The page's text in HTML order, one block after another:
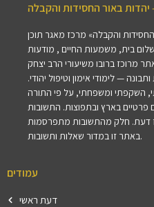
יהדות באור החסידות והקבלה
והקבלה» מרכז מאגר תוכן
שלום בית, משמעות החיים , מודעות
מרוכז ברובו משיעורי הרב יצחק
— לימודי אימון וטיפול יהודי.
השקפתי ומשפחתי, על פי התורה
פרטיים בארץ ובתפוצות. התשובות
דעת. חלק מהתשובות מתפרסמות
באתר זו במדור שאלות ותשובות.
עמודים
דעת ראשי